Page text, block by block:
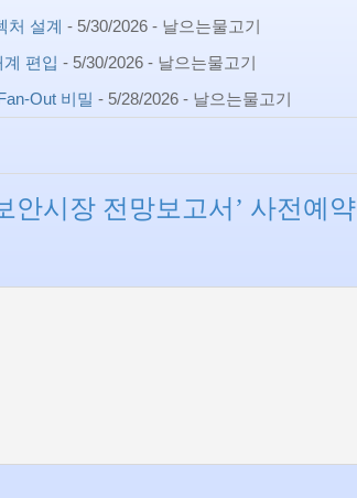
처 설계 - 5/30/2026 - 날으는물고기
편입 - 5/30/2026 - 날으는물고기
Out 비밀 - 5/28/2026 - 날으는물고기
안시장 전망보고서’ 사전예약